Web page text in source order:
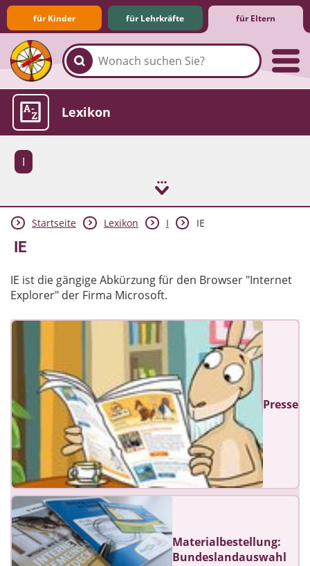
für Kinder für Lehrkräfte für Eltern
Familie & Medien
Spieletipps & Lernsoftware
Die Jüngsten im Netz
Lexikon
I
Aktuelles
Startseite Lexikon I IE
IE
IE ist die gängige Abkürzung für den Browser "Internet
Explorer" der Firma Microsoft.
Presse
Materialbestellung:
Bundeslandauswahl